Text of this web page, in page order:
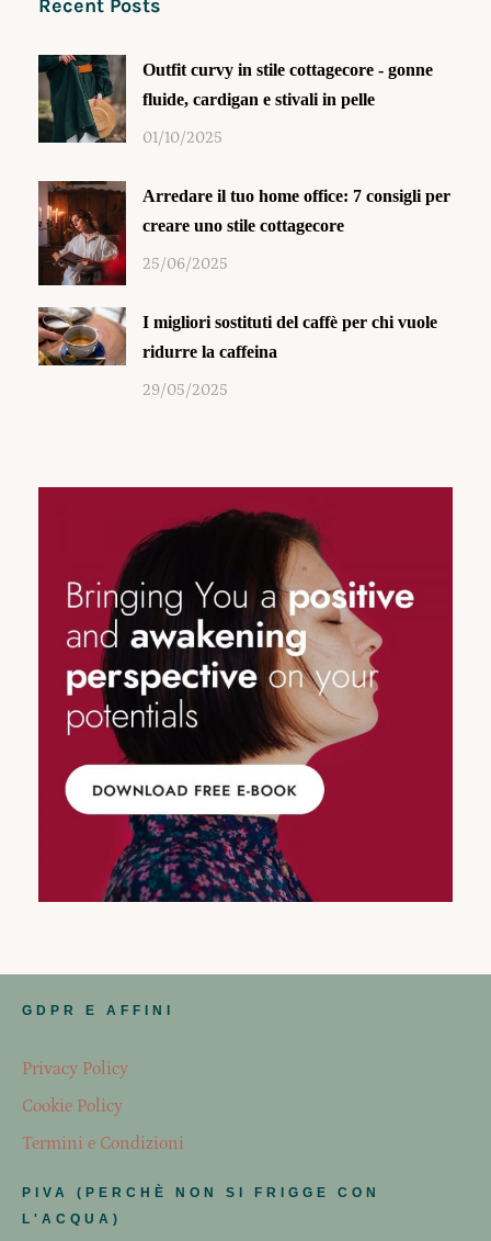
Recent Posts
Outfit curvy in stile cottagecore - gonne
fluide, cardigan e stivali in pelle
01/10/2025
Arredare il tuo home office: 7 consigli per
creare uno stile cottagecore
25/06/2025
I migliori sostituti del caffè per chi vuole
ridurre la caffeina
29/05/2025
GDPR E AFFINI
Privacy Policy
Cookie Policy
Termini e Condizioni
PIVA (PERCHÈ NON SI FRIGGE CON
L'ACQUA)